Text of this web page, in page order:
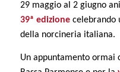
29 maggio al 2 giugno
39ª edizionecelebrando
della norcineria italiana.
Un appuntamento